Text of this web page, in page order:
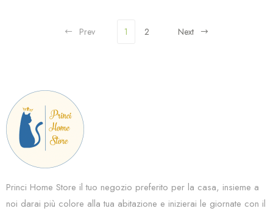
Prev 1 2 Next
Princi Home Store il tuo negozio preferito per la casa, insieme a
noi darai più colore alla tua abitazione e inizierai le giornate con il